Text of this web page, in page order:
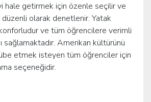
hale getirmek için özenle seçilir ve
olarak denetlenir. Yatak
ve tüm öğrencilere verimli
sağlamaktadır. Amerikan kültürünü
etmek isteyen tüm öğrenciler için
seçeneğidir.